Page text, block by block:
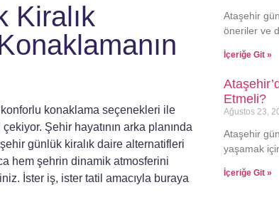
Kiralık
konforlu konaklama seçenekleri ile
Şehir hayatının arka planında
günlük kiralık daire alternatifleri
hem şehrin dinamik atmosferini
İster iş, ister tatil amacıyla buraya
Ataşehir
öneriler ve
İçeriğe Git »
Etmeli?
Ağustos 23,
Ataşehir
yaşamak
İçeriğe Git »